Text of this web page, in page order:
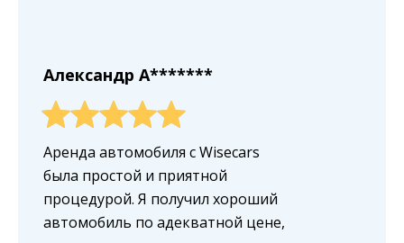
Александр A*******
Аренда автомобиля с Wisecars
была простой и приятной
процедурой. Я получил хороший
автомобиль по адекватной цене,